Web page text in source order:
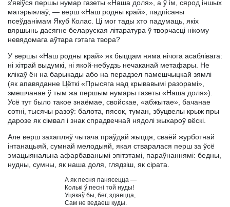
з'явіўся першы нумар газеты «Наша доля», а ў ім, сярод іншых
матэрыялаў, — верш «Наш родны край», падпісаны
псеўданімам Якуб Колас. Ці мог тады хто падумаць, якіх
вяршынь дасягне беларуская літаратура ў творчасці нікому
невядомага аўтара гэтага твора?
У вершы «Наш родны край» як быццам няма нічога асаблівага:
ні хітрай выдумкі, ні якой-небудзь нечаканай метафары. Не
клікаў ён на барыкады або на перадзел памешчыцкай зямлі
(як апавяданне Цёткі «Прысяга над крывавымі разорамі»,
змешчанае ў тым жа першым нумары газеты «Наша доля»).
Усё тут было такое знаёмае, свойскае, «абжытае», бачанае
сотні, тысячы разоў: балота, пясок, туман, збуцвелы крыж пры
дарозе як сімвал і знак спрадвечнай нядолі жыхароў вёскі.
Але верш захапляў чытача праўдай жыцця, сваёй журботнай
інтанацыяй, сумнай мелодыяй, якая стваралася перш за ўсё
эмацыянальна афарбаванымі эпітэтамі, параўнаннямі: бедны,
нудны, сумны, як наша доля, глядзіш, як сірата.
                                     А як песня панясецца —
                                     Колькі ў песні той нуды!
                                     Уцякаў бы, бег, здаецца,
                                     Сам не ведаеш куды.